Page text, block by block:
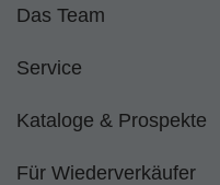
Das Team
Service
Kataloge & Prospekte
Für Wiederverkäufer